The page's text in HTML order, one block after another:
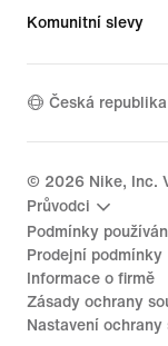
Komunitní slevy
Česká republika
© 2026 Nike, Inc.
Průvodci
Podmínky
Prodejní podmínky
Informace o firmě
Zásady ochrany
Nastavení